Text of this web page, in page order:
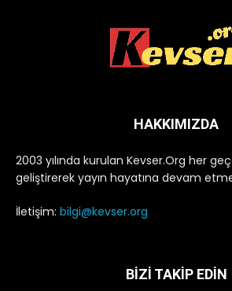
HAKKIMIZDA
2003 yılında kurulan Kevser.Org her
geliştirerek yayın hayatına devam
İletişim: bilgi@kevser.org
BİZİ TAKİP EDİN